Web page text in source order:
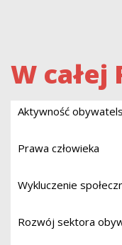
W całej
Aktywność
Prawa człowieka
Wykluczenie
Rozwój sektora